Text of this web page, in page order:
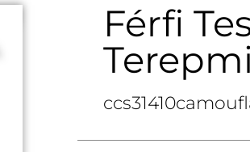
Férfi